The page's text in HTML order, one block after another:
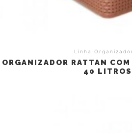
Linha
ORGANIZADOR RATTAN
40 LITROS